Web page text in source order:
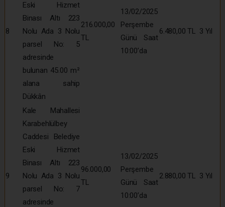
8
Eski Hizmet
Binası Altı 223
Nolu Ada 3 Nolu
parsel No: 5
adresinde
bulunan 45.00 m²
alana sahip
Dükkân
216.000,00
TL
13/02/2025
Perşembe
Günü Saat
10:00’da
6.480,00 TL 3 Yıl
9
Kale Mahallesi
Karabehlülbey
Caddesi Belediye
Eski Hizmet
Binası Altı 223
Nolu Ada 3 Nolu
parsel No: 7
adresinde
96.000,00
TL
13/02/2025
Perşembe
Günü Saat
10:00’da
2.880,00 TL 3 Yıl